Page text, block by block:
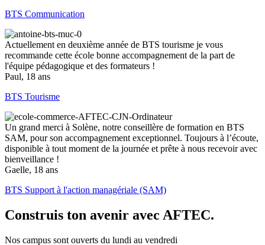
BTS Communication
Actuellement en deuxième année de BTS tourisme je vous
recommande cette école bonne accompagnement de la part de
l'équipe pédagogique et des formateurs !
Paul, 18 ans
BTS Tourisme
Un grand merci à Solène, notre conseillère de formation en BTS
SAM, pour son accompagnement exceptionnel. Toujours à l’écoute,
disponible à tout moment de la journée et prête à nous recevoir avec
bienveillance !
Gaelle, 18 ans
BTS Support à l'action managériale (SAM)
Construis ton avenir avec AFTEC.
Nos campus sont ouverts du lundi au vendredi